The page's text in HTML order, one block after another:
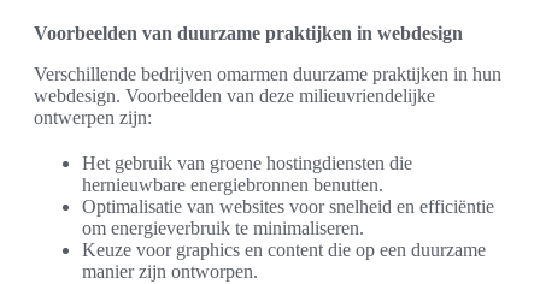
Voorbeelden van duurzame praktijken in webdesign
Verschillende bedrijven omarmen duurzame praktijken in hun
webdesign. Voorbeelden van deze milieuvriendelijke
ontwerpen zijn:
Het gebruik van groene hostingdiensten die
hernieuwbare energiebronnen benutten.
Optimalisatie van websites voor snelheid en efficiëntie
om energieverbruik te minimaliseren.
Keuze voor graphics en content die op een duurzame
manier zijn ontworpen.